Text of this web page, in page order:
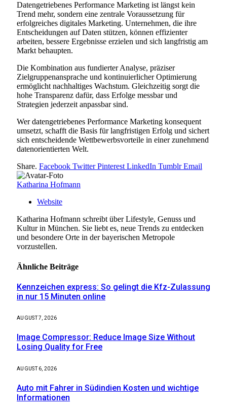
Datengetriebenes Performance Marketing ist längst kein
Trend mehr, sondern eine zentrale Voraussetzung für
erfolgreiches digitales Marketing. Unternehmen, die ihre
Entscheidungen auf Daten stützen, können effizienter
arbeiten, bessere Ergebnisse erzielen und sich langfristig am
Markt behaupten.
Die Kombination aus fundierter Analyse, präziser
Zielgruppenansprache und kontinuierlicher Optimierung
ermöglicht nachhaltiges Wachstum. Gleichzeitig sorgt die
hohe Transparenz dafür, dass Erfolge messbar und
Strategien jederzeit anpassbar sind.
Wer datengetriebenes Performance Marketing konsequent
umsetzt, schafft die Basis für langfristigen Erfolg und sichert
sich entscheidende Wettbewerbsvorteile in einer zunehmend
datenorientierten Welt.
Share. Facebook Twitter Pinterest LinkedIn Tumblr Email
Katharina Hofmann
Website
Katharina Hofmann schreibt über Lifestyle, Genuss und
Kultur in München. Sie liebt es, neue Trends zu entdecken
und besondere Orte in der bayerischen Metropole
vorzustellen.
Ähnliche Beiträge
Kennzeichen express: So gelingt die Kfz-Zulassung
in nur 15 Minuten online
AUGUST 7, 2026
Image Compressor: Reduce Image Size Without
Losing Quality for Free
AUGUST 6, 2026
Auto mit Fahrer in Südindien Kosten und wichtige
Informationen